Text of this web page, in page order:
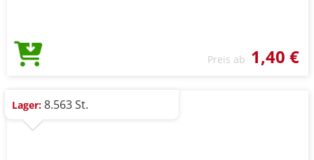
Preis ab 1,40 €
Lager: 8.563 St.